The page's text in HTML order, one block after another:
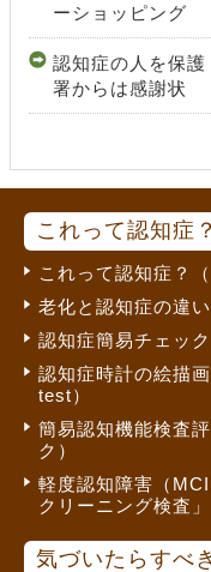
ーショッピング
認知症の人を保
署からは感謝状
これって認知症
これって認知症？
老化と認知症の違い
認知症簡易チェッ
認知症時計の絵描
test）
簡易認知機能検査
ク）
軽度認知障害（
クリーニング検査」
気づいたらすべ